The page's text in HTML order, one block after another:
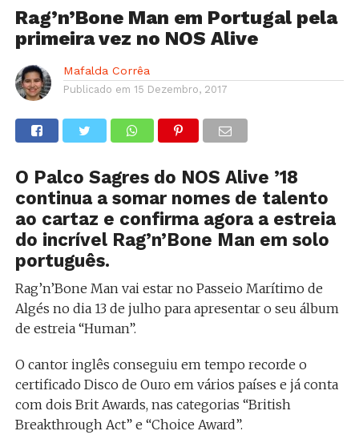
Rag’n’Bone Man em Portugal pela
primeira vez no NOS Alive
Mafalda Corrêa
Publicado em 15 Dezembro, 2017
O Palco Sagres do NOS Alive ’18
continua a somar nomes de talento
ao cartaz e confirma agora a estreia
do incrível Rag’n’Bone Man em solo
português.
Rag’n’Bone Man vai estar no Passeio Marítimo de
Algés no dia 13 de julho para apresentar o seu álbum
de estreia “Human”.
O cantor inglês conseguiu em tempo recorde o
certificado Disco de Ouro em vários países e já conta
com dois Brit Awards, nas categorias “British
Breakthrough Act” e “Choice Award”.